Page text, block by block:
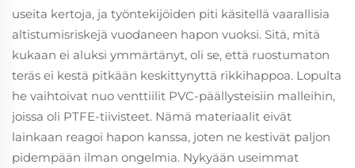
useita kertoja, ja työntekijöiden piti käsitellä vaarallisia
altistumisriskejä vuodaneen hapon vuoksi. Sitä, mitä
kukaan ei aluksi ymmärtänyt, oli se, että ruostumaton
teräs ei kestä pitkään keskittynyttä rikkihappoa. Lopulta
he vaihtoivat nuo venttiilit PVC-päällysteisiin malleihin,
joissa oli PTFE-tiivisteet. Nämä materiaalit eivät
lainkaan reagoi hapon kanssa, joten ne kestivät paljon
pidempään ilman ongelmia. Nykyään useimmat